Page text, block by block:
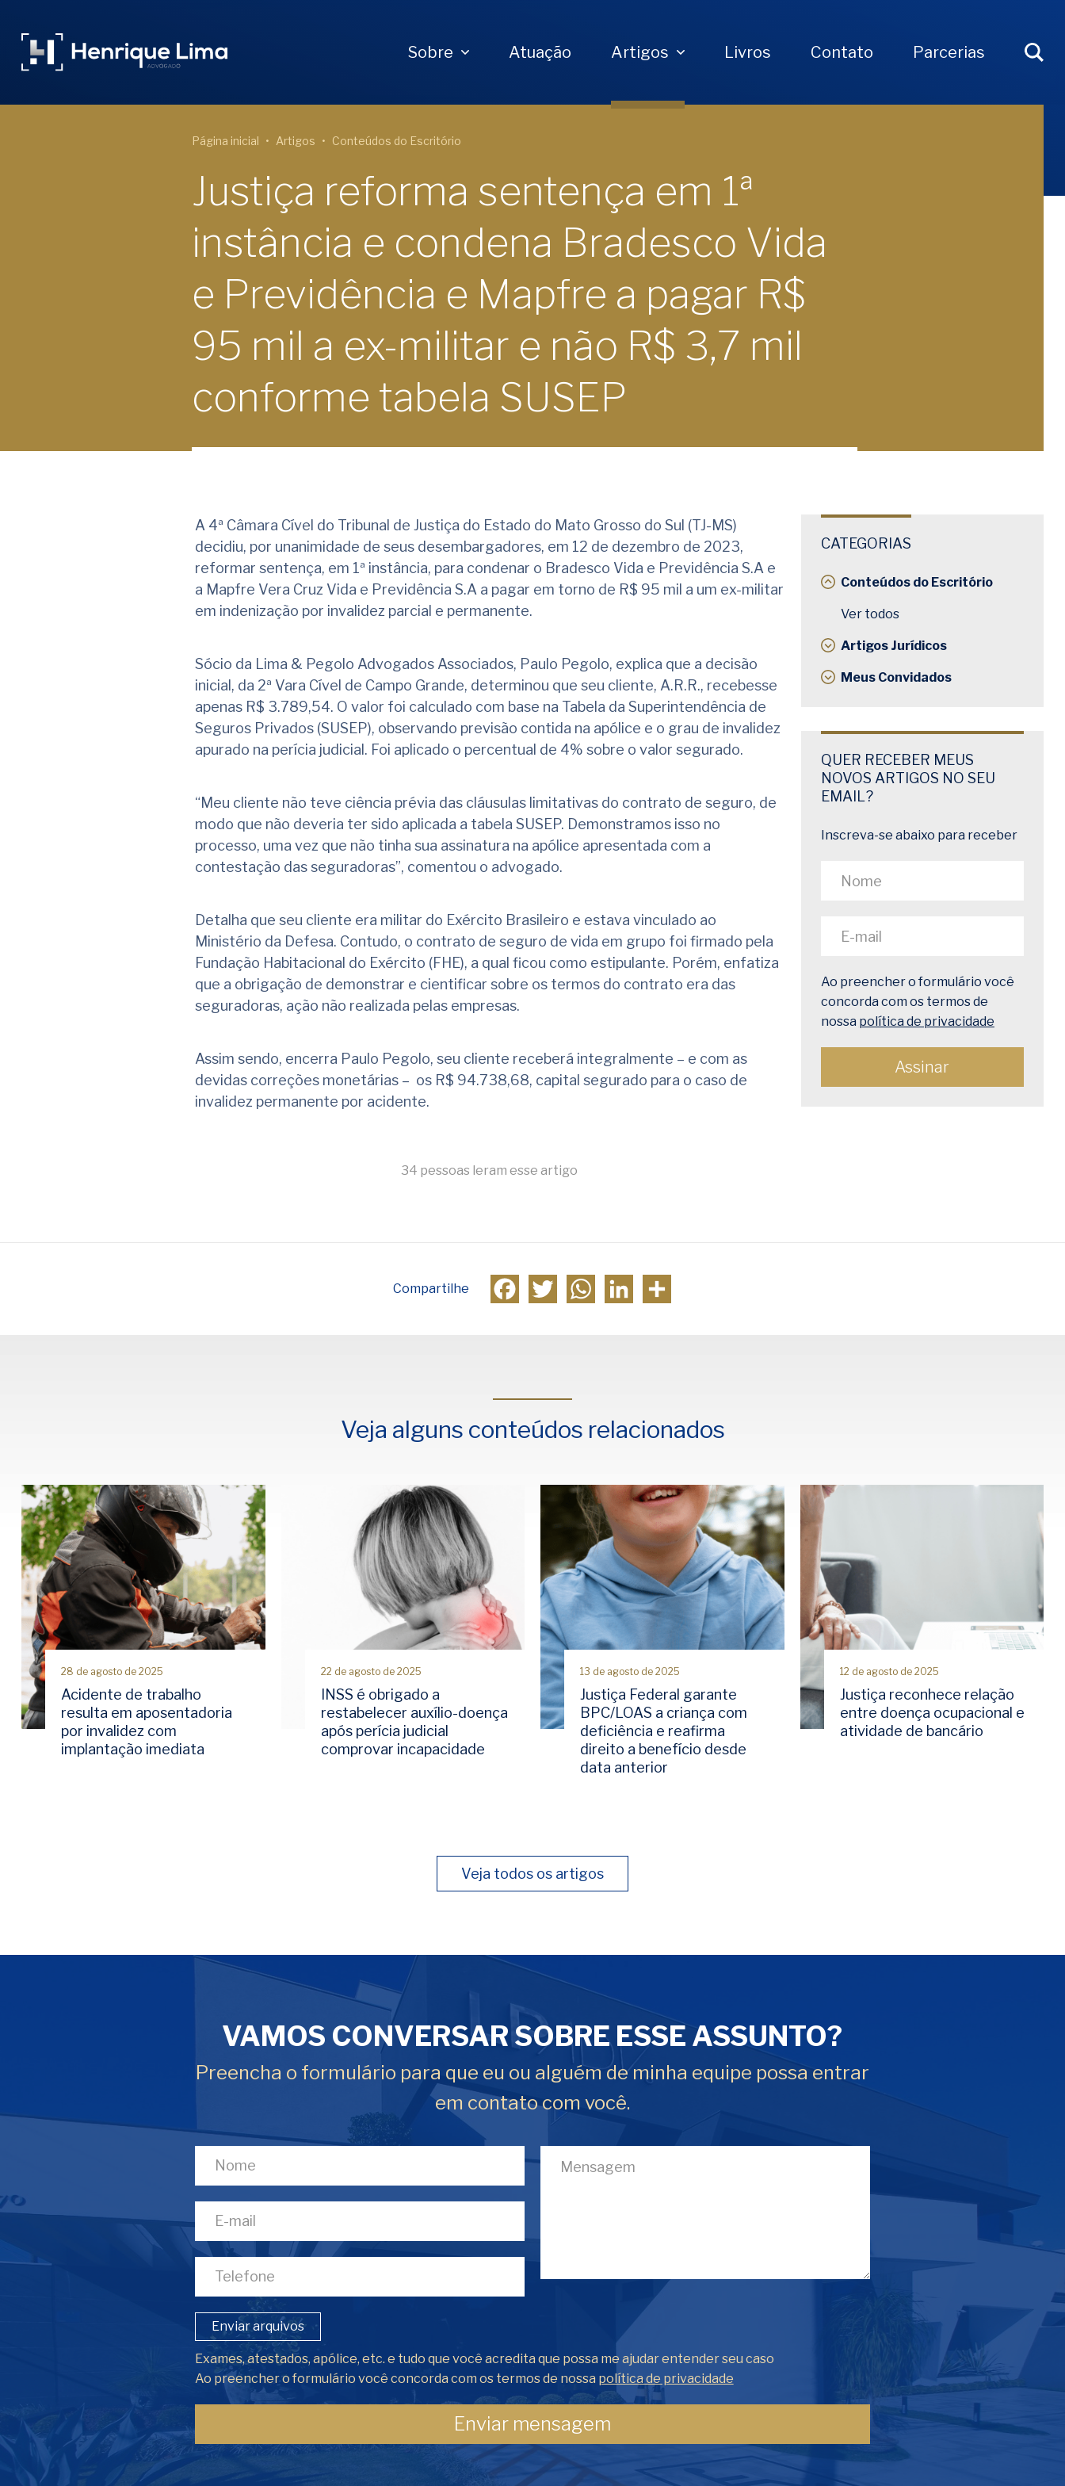
Sobre Atuação Artigos Livros Contato Parcerias
Página inicial Artigos Conteúdos do Escritório
Justiça reforma sentença em 1ª
instância e condena Bradesco Vida
e Previdência e Mapfre a pagar R$
95 mil a ex-militar e não R$ 3,7 mil
conforme tabela SUSEP
CATEGORIAS
Conteúdos do Escritório
Ver todos
Artigos Jurídicos
Meus Convidados
A 4ª Câmara Cível do Tribunal de Justiça do Estado do Mato Grosso do Sul (TJ-MS)
decidiu, por unanimidade de seus desembargadores, em 12 de dezembro de 2023,
reformar sentença, em 1ª instância, para condenar o Bradesco Vida e Previdência S.A e
a Mapfre Vera Cruz Vida e Previdência S.A a pagar em torno de R$ 95 mil a um ex-militar
em indenização por invalidez parcial e permanente.
Sócio da Lima & Pegolo Advogados Associados, Paulo Pegolo, explica que a decisão
inicial, da 2ª Vara Cível de Campo Grande, determinou que seu cliente, A.R.R., recebesse
apenas R$ 3.789,54. O valor foi calculado com base na Tabela da Superintendência de
Seguros Privados (SUSEP), observando previsão contida na apólice e o grau de invalidez
apurado na perícia judicial. Foi aplicado o percentual de 4% sobre o valor segurado.
“Meu cliente não teve ciência prévia das cláusulas limitativas do contrato de seguro, de
modo que não deveria ter sido aplicada a tabela SUSEP. Demonstramos isso no
processo, uma vez que não tinha sua assinatura na apólice apresentada com a
contestação das seguradoras”, comentou o advogado.
Detalha que seu cliente era militar do Exército Brasileiro e estava vinculado ao
Ministério da Defesa. Contudo, o contrato de seguro de vida em grupo foi firmado pela
Fundação Habitacional do Exército (FHE), a qual ficou como estipulante. Porém, enfatiza
que a obrigação de demonstrar e cientificar sobre os termos do contrato era das
seguradoras, ação não realizada pelas empresas.
Assim sendo, encerra Paulo Pegolo, seu cliente receberá integralmente – e com as
devidas correções monetárias – os R$ 94.738,68, capital segurado para o caso de
invalidez permanente por acidente.
34 pessoas leram esse artigo
QUER RECEBER MEUS
NOVOS ARTIGOS NO SEU
EMAIL?
Inscreva-se abaixo para receber
Ao preencher o formulário você
concorda com os termos de
nossa política de privacidade
Compartilhe Facebook
TwitterWhatsApp
LinkedInCompartilhar
Veja alguns conteúdos relacionados
28 de agosto de 2025
Acidente de trabalho
resulta em aposentadoria
por invalidez com
implantação imediata
22 de agosto de 2025
INSS é obrigado a
restabelecer auxílio-doença
após perícia judicial
comprovar incapacidade
13 de agosto de 2025
Justiça Federal garante
BPC/LOAS a criança com
deficiência e reafirma
direito a benefício desde
data anterior
12 de agosto de 2025
Justiça reconhece relação
entre doença ocupacional e
atividade de bancário
Veja todos os artigos
VAMOS CONVERSAR SOBRE ESSE ASSUNTO?
Preencha o formulário para que eu ou alguém de minha equipe possa entrar
em contato com você.
Enviar arquivos
Exames, atestados, apólice, etc. e tudo que você acredita que possa me ajudar entender seu caso
Ao preencher o formulário você concorda com os termos de nossa política de privacidade